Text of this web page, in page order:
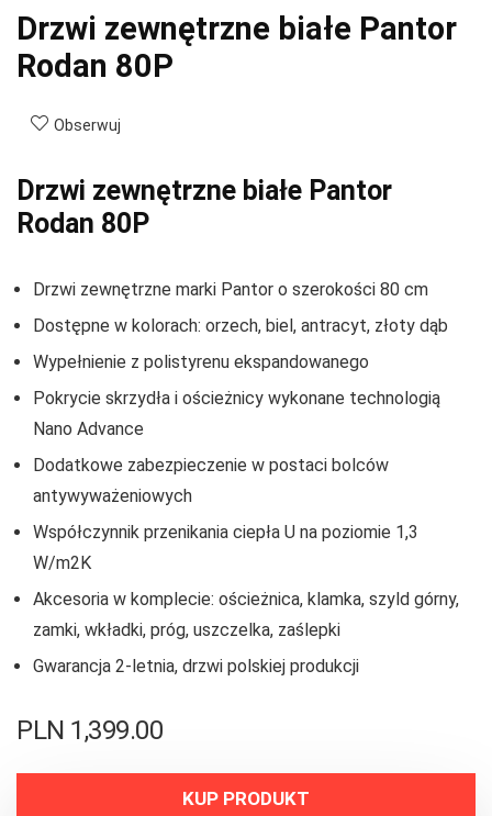
Drzwi zewnętrzne białe Pantor
Rodan 80P
Obserwuj
Drzwi zewnętrzne białe Pantor
Rodan 80P
Drzwi zewnętrzne marki Pantor o szerokości 80 cm
Dostępne w kolorach: orzech, biel, antracyt, złoty dąb
Wypełnienie z polistyrenu ekspandowanego
Pokrycie skrzydła i ościeżnicy wykonane technologią
Nano Advance
Dodatkowe zabezpieczenie w postaci bolców
antywyważeniowych
Współczynnik przenikania ciepła U na poziomie 1,3
W/m2K
Akcesoria w komplecie: ościeżnica, klamka, szyld górny,
zamki, wkładki, próg, uszczelka, zaślepki
Gwarancja 2-letnia, drzwi polskiej produkcji
PLN 1,399.00
KUP PRODUKT